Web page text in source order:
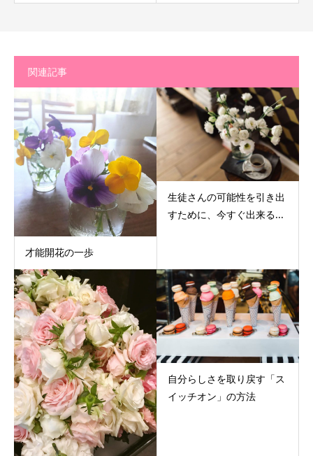
関連記事
才能開花の一歩
生徒さんの可能性を引き出
すために、今すぐ出来る...
自分らしさを取り戻す「ス
イッチオン」の方法